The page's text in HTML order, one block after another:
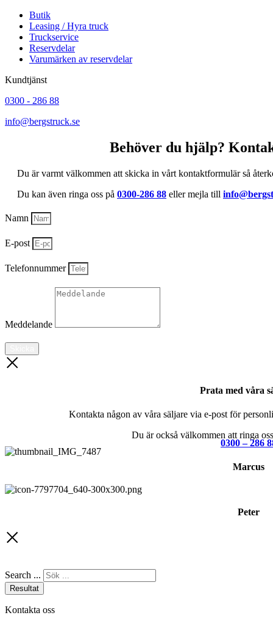
Butik
Leasing / Hyra truck
Truckservice
Reservdelar
Varumärken av reservdelar
Kundtjänst
0300 - 286 88
info@bergstruck.se
Behöver du hjälp?
Du är varmt välkommen att skicka in vårt kontaktformulär så
Du kan även ringa oss på 0300-286 88 eller mejla till
Namn
E-post
Telefonnummer
Meddelande
Prata med våra
Kontakta någon av våra säljare via e-post för
Du är också välkommen att ringa
0300 – 286
Marcus
Peter
Search ...
Resultat
Kontakta oss